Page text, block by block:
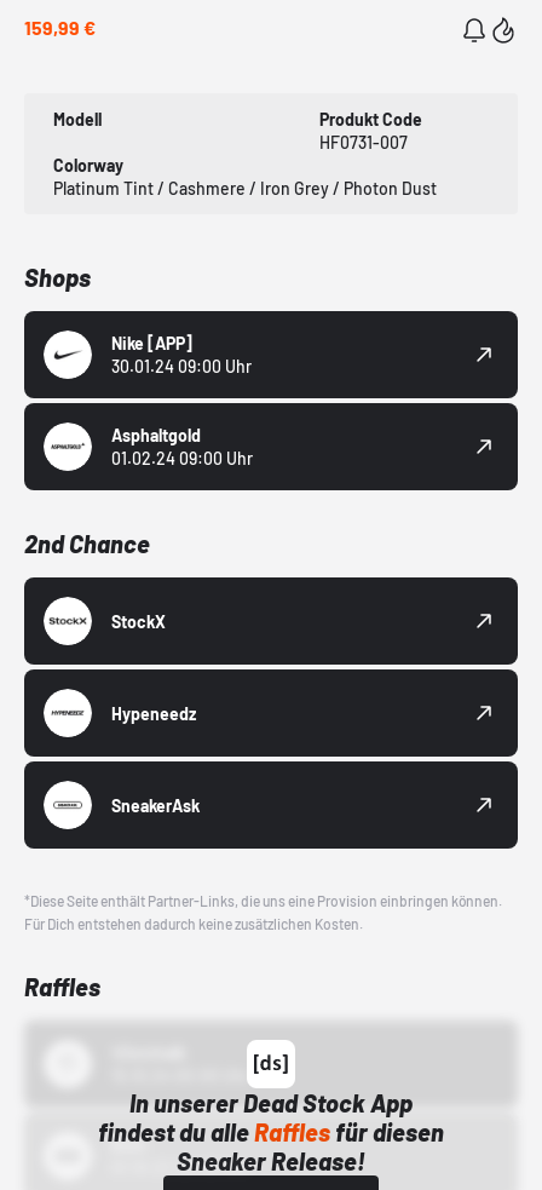
159,99 €
Modell
Produkt Code
HF0731-007
Colorway
Platinum Tint / Cashmere / Iron Grey / Photon Dust
Shops
Nike [APP]
30.01.24 09:00 Uhr
Asphaltgold
01.02.24 09:00 Uhr
2nd Chance
StockX
Hypeneedz
SneakerAsk
*Diese Seite enthält Partner-Links, die uns eine Provision einbringen können.
Für Dich entstehen dadurch keine zusätzlichen Kosten.
Raffles
In unserer Dead Stock App
findest du alleRafflesfür diesen
Sneaker Release!
Bstn
01.10.22 00:00 Uhr